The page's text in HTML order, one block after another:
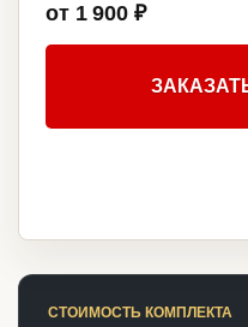
от 1 900 ₽
СТОИМОСТЬ КОМПЛЕКТА